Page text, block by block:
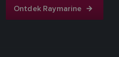
Ontdek Raymarine